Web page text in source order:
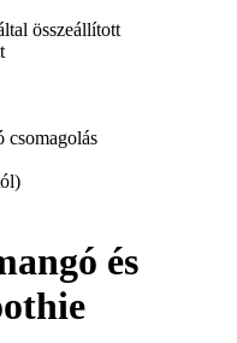
összeállított
csomagolás
és